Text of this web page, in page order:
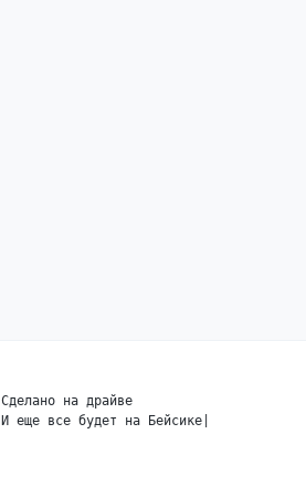
Сделано на драйве
И еще все будет на Бейсике